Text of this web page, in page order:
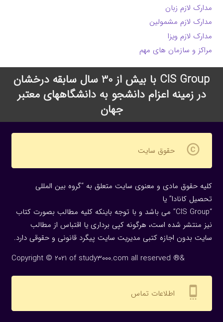
مدارک لازم زبان
مدارک لازم مشمولین
مدارک لازم ویزا
مراکز و سازمان های مهم
CIS Group با بیش از 30 سال سابقه درخشان
در زمینه اعزام دانشجو به دانشگاههای معتبر
جهان
copyright حقوق سایت
کلیه حقوق مادی و معنوی سایت متعلق به “گروه بین المللی
تحصیل کانادا” یا
“CIS Group” می باشد و با توجه باینکه کلیه مطالب بصورت کتاب
نیز منتشر شده است، هرگونه كپی برداری یا اقتباس از مطالب
سایت بدون اجازه كتبی مدیریت سایت پیگرد قانونی و حقوقی دارد.
Copyright © 2021 of study3000.com all reserved ®&
settings_cell اطلاعات تماس